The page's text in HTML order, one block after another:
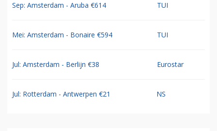
Sep: Amsterdam - Aruba €614 TUI
Mei: Amsterdam - Bonaire €594 TUI
Jul: Amsterdam - Berlijn €38 Eurostar
Jul: Rotterdam - Antwerpen €21 NS